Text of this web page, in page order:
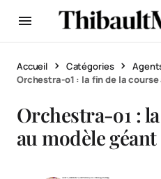
Accueil Catégories
Orchestra-o1 : la fin de la
Orchestra-o1 :
au modèle géant